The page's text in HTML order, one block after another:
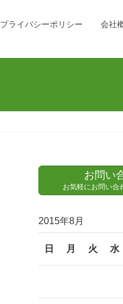
プライバシーポリシー 会社
お問い
お気軽にお問い合
2015年8月
日 月 火 水